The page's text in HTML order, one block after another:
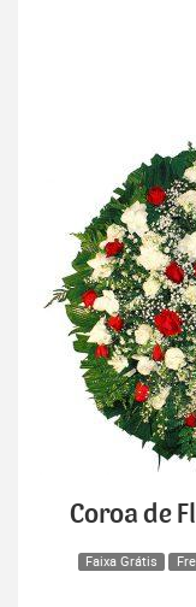
Coroa de
Faixa Grátis